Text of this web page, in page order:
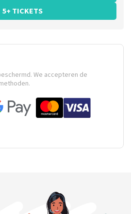
5+ TICKETS
We accepteren de